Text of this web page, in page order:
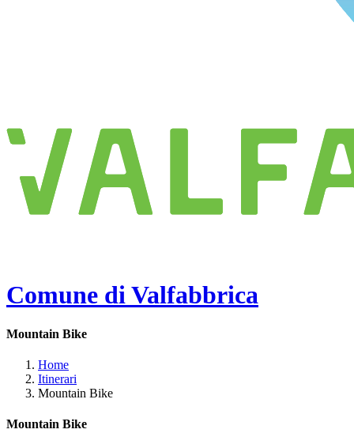
Comune di Valfabbrica
Mountain Bike
Home
Itinerari
Mountain Bike
Mountain Bike